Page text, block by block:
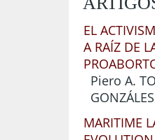
EL
A RAÍZ DE
Piero A.
GONZÁLES
MARITIME